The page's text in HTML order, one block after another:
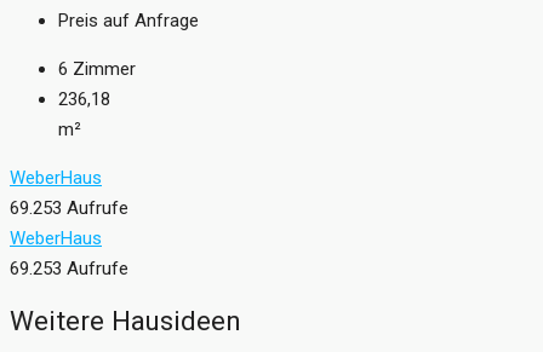
Preis auf Anfrage
6 Zimmer
236,18
m²
WeberHaus
69.253 Aufrufe
WeberHaus
69.253 Aufrufe
Weitere Hausideen